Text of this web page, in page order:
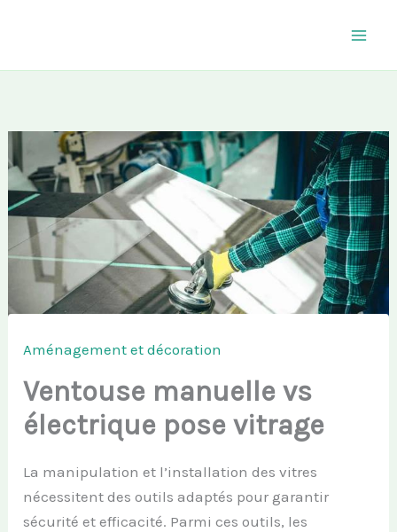
Aménagement et décoration
Ventouse manuelle vs
électrique pose vitrage
La manipulation et l’installation des vitres
nécessitent des outils adaptés pour garantir
sécurité et efficacité. Parmi ces outils, les